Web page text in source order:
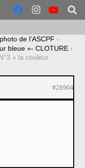
de l’ASCPF ›
bleue »- CLOTURE ›
« la couleur
#28904